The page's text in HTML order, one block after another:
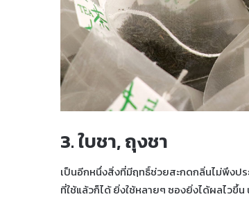
3. ใบชา, ถุงชา
เป็นอีกหนึ่งสิ่งที่มีฤทธิ์ช่วยสะกดกลิ่นไม่พึงปร
ที่ใช้แล้วก็ได้ ยิ่งใช้หลายๆ ซองยิ่งได้ผลไวขึ้